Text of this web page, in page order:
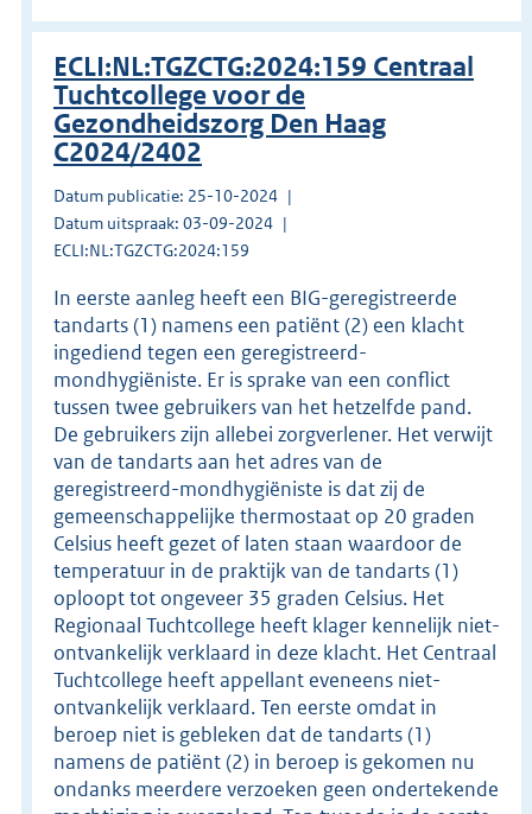
ECLI:NL:TGZCTG:2024:159 Centraal
Tuchtcollege voor de
Gezondheidszorg Den Haag
C2024/2402
Datum publicatie: 25-10-2024
Datum uitspraak: 03-09-2024
ECLI:NL:TGZCTG:2024:159
In eerste aanleg heeft een BIG-geregistreerde
tandarts (1) namens een patiënt (2) een klacht
ingediend tegen een geregistreerd-
mondhygiëniste. Er is sprake van een conflict
tussen twee gebruikers van het hetzelfde pand.
De gebruikers zijn allebei zorgverlener. Het verwijt
van de tandarts aan het adres van de
geregistreerd-mondhygiëniste is dat zij de
gemeenschappelijke thermostaat op 20 graden
Celsius heeft gezet of laten staan waardoor de
temperatuur in de praktijk van de tandarts (1)
oploopt tot ongeveer 35 graden Celsius. Het
Regionaal Tuchtcollege heeft klager kennelijk niet-
ontvankelijk verklaard in deze klacht. Het Centraal
Tuchtcollege heeft appellant eveneens niet-
ontvankelijk verklaard. Ten eerste omdat in
beroep niet is gebleken dat de tandarts (1)
namens de patiënt (2) in beroep is gekomen nu
ondanks meerdere verzoeken geen ondertekende